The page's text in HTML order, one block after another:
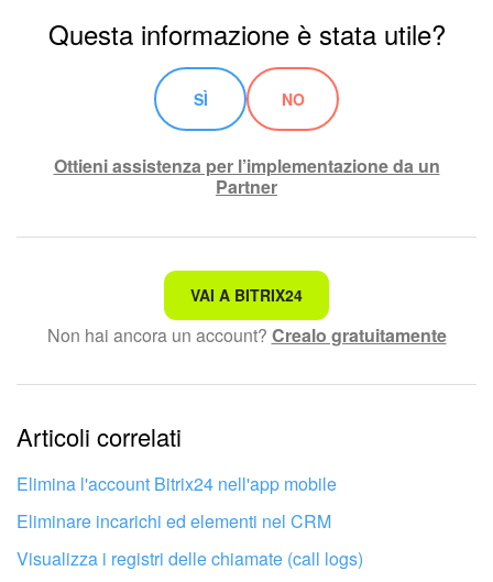
Siti e store
Online store
Firma elettronica
Firma elettronica per HR
Automazione
Marketing
Telefonia
Questa informazione è stata utile?
SÌ NO
Ottieni assistenza per l’implementazione da un
Partner
Non è quello che sto cercando.
Testo complesso e incomprensibile
Le informazioni sono obsolete.
Troppo breve, ho bisogno di maggiori informazioni.
Non mi soddisfa come funziona questo strumento
VAI A BITRIX24
Non hai ancora un account? Crealo gratuitamente
Articoli correlati
Elimina l'account Bitrix24 nell'app mobile
Eliminare incarichi ed elementi nel CRM
Visualizza i registri delle chiamate (call logs)